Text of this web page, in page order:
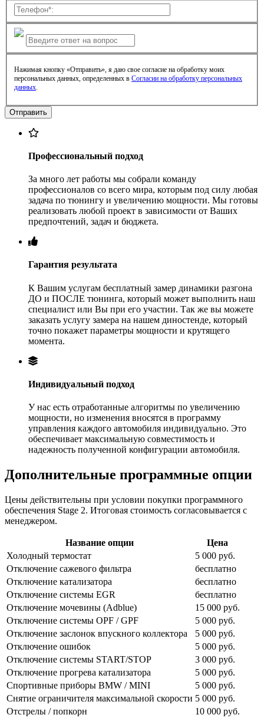
Нажимая кнопку «Отправить», я даю свое согласие на обработку моих
персональных данных, определенных в Согласии на обработку персональных
данных
Профессиональный подход
За много лет работы мы собрали команду
профессионалов со всего мира, которым под силу любая
задача по тюнингу и увеличению мощности. Мы готовы
реализовать любой проект в зависимости от Ваших
предпочтений, задач и бюджета.
Гарантия результата
К Вашим услугам бесплатный замер динамики разгона
ДО и ПОСЛЕ тюнинга, который может выполнить наш
специалист или Вы при его участии. Так же вы можете
заказать услугу замера на нашем диностенде, который
точно покажет параметры мощности и крутящего
момента.
Индивидуальный подход
У нас есть отработанные алгоритмы по увеличению
мощности, но изменения вносятся в программу
управления каждого автомобиля индивидуально. Это
обеспечивает максимальную совместимость и
надежность полученной конфигурации автомобиля.
Дополнительные программные опции
Цены действительны при условии покупки программного
обеспечения Stage 2. Итоговая стоимость согласовывается с
менеджером.
Название опции
Цена
Холодный термостат
5 000 руб.
Отключение сажевого фильтра
бесплатно
Отключение катализатора
бесплатно
Отключение системы EGR
бесплатно
Отключение мочевины (Adblue)
15 000 руб.
Отключение системы OPF / GPF
5 000 руб.
Отключение заслонок впускного коллектора
5 000 руб.
Отключение ошибок
5 000 руб.
Отключение системы START/STOP
3 000 руб.
Отключение прогрева катализатора
5 000 руб.
Спортивные приборы BMW / MINI
5 000 руб.
Снятие ограничителя максимальной скорости 5 000 руб.
Отстрелы / попкорн
10 000 руб.